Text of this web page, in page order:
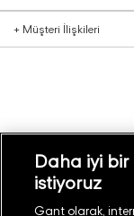
+ Müşteri İlişkileri
Daha iyi bir
istiyoruz
Gant olarak,